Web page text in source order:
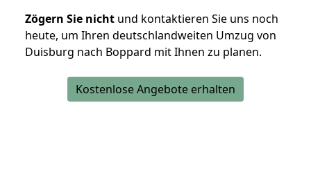
Zögern Sie nicht und kontaktieren Sie uns noch
heute, um Ihren deutschlandweiten Umzug von
Duisburg nach Boppard mit Ihnen zu planen.
Kostenlose Angebote erhalten